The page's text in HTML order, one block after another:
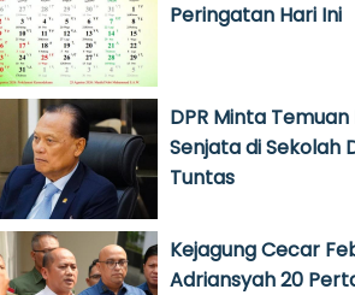
Peringatan Hari Ini
DPR Minta
Senjata di Sekolah
Tuntas
Kejagung Cecar
Adriansyah 20